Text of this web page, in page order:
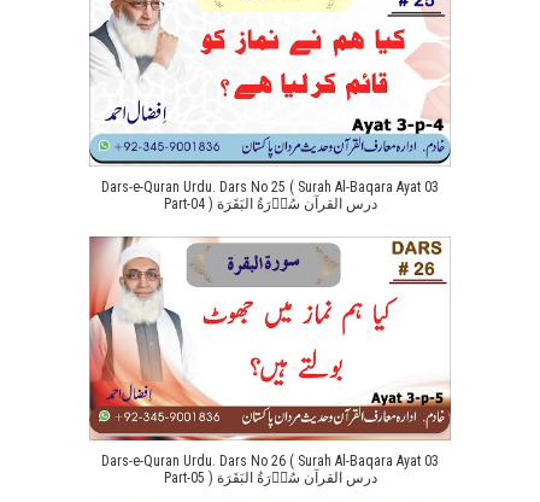
Dars-e-Quran Urdu. Dars No 25 ( Surah Al-Baqara Ayat 03
Part-04 ) درس القرآن سُوۡرَةُ البَقَرَة
Dars-e-Quran Urdu. Dars No 26 ( Surah Al-Baqara Ayat 03
Part-05 ) درس القرآن سُوۡرَةُ البَقَرَة